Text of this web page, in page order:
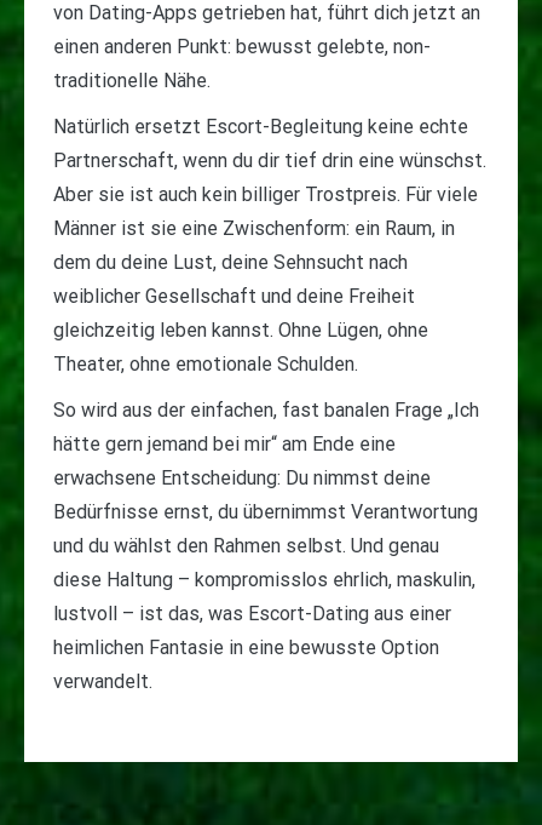
von Dating-Apps getrieben hat, führt dich jetzt an
einen anderen Punkt: bewusst gelebte, non-
traditionelle Nähe.
Natürlich ersetzt Escort-Begleitung keine echte
Partnerschaft, wenn du dir tief drin eine wünschst.
Aber sie ist auch kein billiger Trostpreis. Für viele
Männer ist sie eine Zwischenform: ein Raum, in
dem du deine Lust, deine Sehnsucht nach
weiblicher Gesellschaft und deine Freiheit
gleichzeitig leben kannst. Ohne Lügen, ohne
Theater, ohne emotionale Schulden.
So wird aus der einfachen, fast banalen Frage „Ich
hätte gern jemand bei mir“ am Ende eine
erwachsene Entscheidung: Du nimmst deine
Bedürfnisse ernst, du übernimmst Verantwortung
und du wählst den Rahmen selbst. Und genau
diese Haltung – kompromisslos ehrlich, maskulin,
lustvoll – ist das, was Escort-Dating aus einer
heimlichen Fantasie in eine bewusste Option
verwandelt.